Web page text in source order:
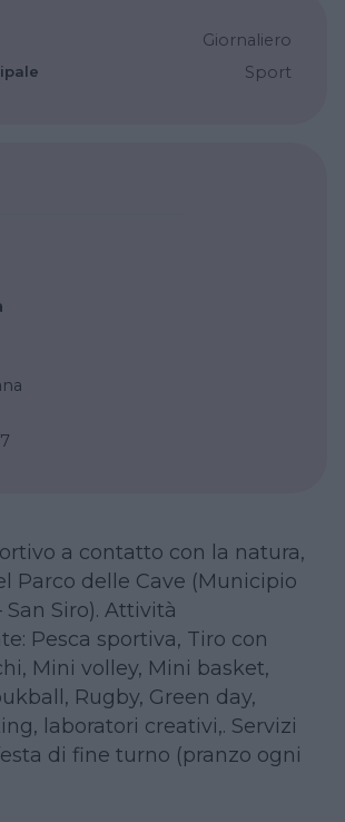
Giornaliero
Sport
a contatto con la natura,
Parco delle Cave (Municipio
San Siro). Attività
Pesca sportiva, Tiro con
Mini volley, Mini basket,
Rugby, Green day,
laboratori creativi,. Servizi
di fine turno (pranzo ogni